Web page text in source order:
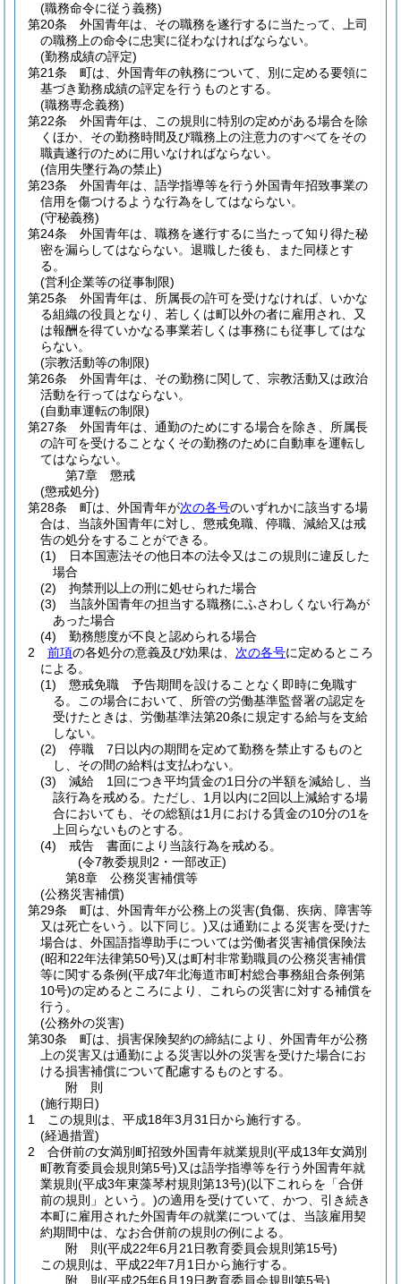
(職務命令に従う義務)
第20条
外国青年は、その職務を遂行するに当たって、上司
の職務上の命令に忠実に従わなければならない。
(勤務成績の評定)
第21条
町は、外国青年の執務について、別に定める要領に
基づき勤務成績の評定を行うものとする。
(職務専念義務)
第22条
外国青年は、この規則に特別の定めがある場合を除
くほか、その勤務時間及び職務上の注意力のすべてをその
職責遂行のために用いなければならない。
(信用失墜行為の禁止)
第23条
外国青年は、語学指導等を行う外国青年招致事業の
信用を傷つけるような行為をしてはならない。
(守秘義務)
第24条
外国青年は、職務を遂行するに当たって知り得た秘
密を漏らしてはならない。 退職した後も、また同様とす
る。
(営利企業等の従事制限)
第25条
外国青年は、所属長の許可を受けなければ、いかな
る組織の役員となり、若しくは町以外の者に雇用され、又
は報酬を得ていかなる事業若しくは事務にも従事してはな
らない。
(宗教活動等の制限)
第26条
外国青年は、その勤務に関して、宗教活動又は政治
活動を行ってはならない。
(自動車運転の制限)
第27条
外国青年は、通勤のためにする場合を除き、所属長
の許可を受けることなくその勤務のために自動車を運転し
てはならない。
第7章
懲戒
(懲戒処分)
第28条
町は、外国青年が次の各号のいずれかに該当する場
合は、当該外国青年に対し、懲戒免職、停職、減給又は戒
告の処分をすることができる。
(1)
日本国憲法その他日本の法令又はこの規則に違反した
場合
(2)
拘禁刑以上の刑に処せられた場合
(3)
当該外国青年の担当する職務にふさわしくない行為が
あった場合
(4)
勤務態度が不良と認められる場合
2
前項の各処分の意義及び効果は、 次の各号に定めるところ
による。
(1)
懲戒免職 予告期間を設けることなく即時に免職す
る。
この場合において、所管の労働基準監督署の認定を
受けたときは、労働基準法第20条に規定する給与を支給
しない。
(2)
停職 7日以内の期間を定めて勤務を禁止するものと
し、その間の給料は支払わない。
(3)
減給 1回につき平均賃金の1日分の半額を減給し、当
該行為を戒める。 ただし、1月以内に2回以上減給する場
合においても、その総額は1月における賃金の10分の1を
上回らないものとする。
(4)
戒告 書面により当該行為を戒める。
(令7教委規則2・一部改正)
第8章
公務災害補償等
(公務災害補償)
第29条
町は、外国青年が公務上の災害(負傷、疾病、障害等
又は死亡をいう。以下同じ。)又は通勤による災害を受けた
場合は、外国語指導助手については労働者災害補償保険法
(昭和22年法律第50号)又は町村非常勤職員の公務災害補償
等に関する条例(平成7年北海道市町村総合事務組合条例第
10号)の定めるところにより、これらの災害に対する補償を
行う。
(公務外の災害)
第30条
町は、損害保険契約の締結により、外国青年が公務
上の災害又は通勤による災害以外の災害を受けた場合にお
ける損害補償について配慮するものとする。
附 則
(施行期日)
1
この規則は、平成18年3月31日から施行する。
(経過措置)
2
合併前の女満別町招致外国青年就業規則 (平成13年女満別
町教育委員会規則第5号)又は語学指導等を行う外国青年就
業規則 (平成3年東藻琴村規則第13号)(以下これらを「合併
前の規則」という。)の適用を受けていて、かつ、引き続き
本町に雇用された外国青年の就業については、当該雇用契
約期間中は、なお合併前の規則の例による。
附 則(平成22年6月21日教育委員会規則第15号)
この規則は、平成22年7月1日から施行する。
附 則(平成25年6月19日教育委員会規則第5号)